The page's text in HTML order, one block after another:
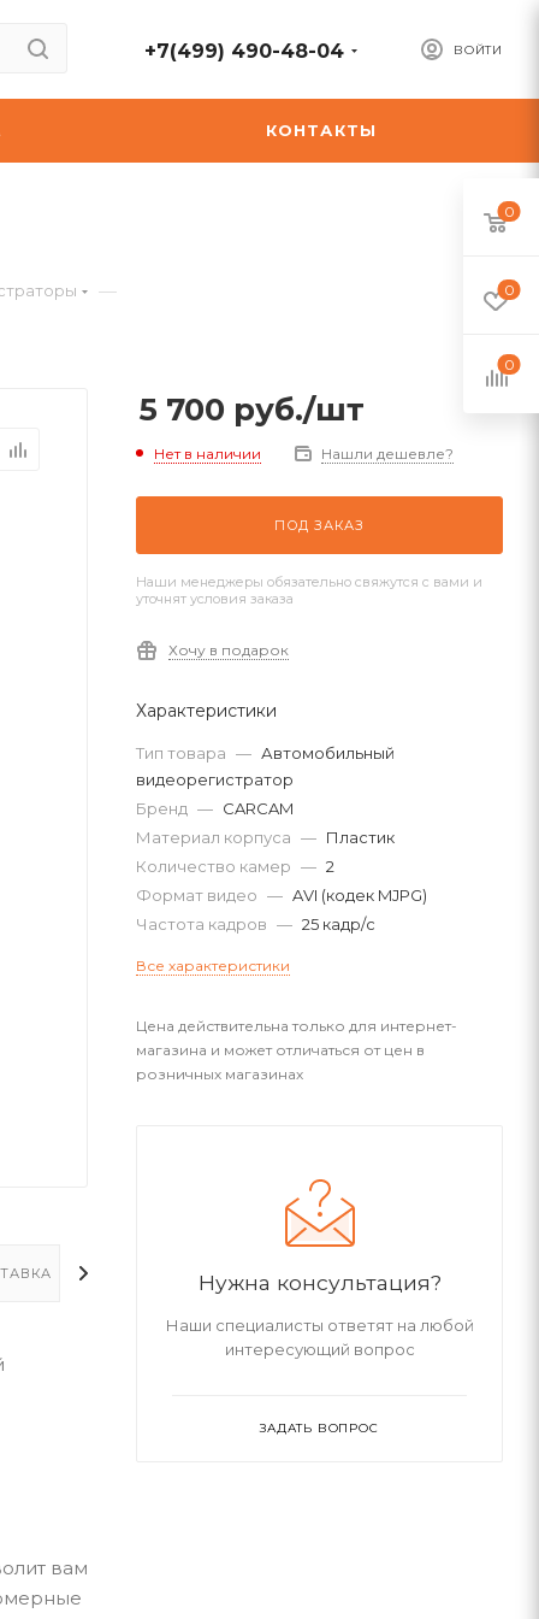
ВОЙТИ
+7(499) 490-48-04
КОНТАКТЫ
—
ДОПОЛНИТЕЛЬНО
вам
5 700 руб./шт
Нет в наличии Нашли дешевле?
ПОД ЗАКАЗ
Наши менеджеры обязательно свяжутся с вами и
уточнят условия заказа
Хочу в подарок
Характеристики
Тип товара — Автомобильный
видеорегистратор
Бренд — CARCAM
Материал корпуса — Пластик
Количество камер — 2
Формат видео — AVI (кодек MJPG)
Частота кадров — 25 кадр/с
Все характеристики
Цена действительна только для интернет-
магазина и может отличаться от цен в
розничных магазинах
Нужна консультация?
Наши специалисты ответят на любой
интересующий вопрос
ЗАДАТЬ ВОПРОС
0
0
0